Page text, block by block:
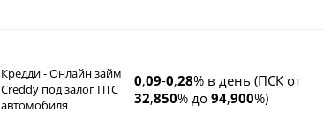
Кредди - Онлайн займ
Creddy под залог ПТС
автомобиля
0,09-0,28% в день (ПСК от
32,850% до 94,900%)